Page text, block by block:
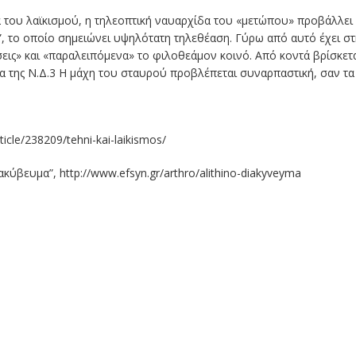
λαϊκισμού, η τηλεοπτική ναυαρχίδα του «μετώπου» προβάλλει
το οποίο σημειώνει υψηλότατη τηλεθέαση. Γύρω από αυτό έχει
και «παραλειπόμενα» το φιλοθεάμον κοινό. Από κοντά
της Ν.Δ.3 Η μάχη του σταυρού προβλέπεται συναρπαστική, σαν
238209/tehni-kai-laikismos/
http://www.efsyn.gr/arthro/alithino-diakyveyma